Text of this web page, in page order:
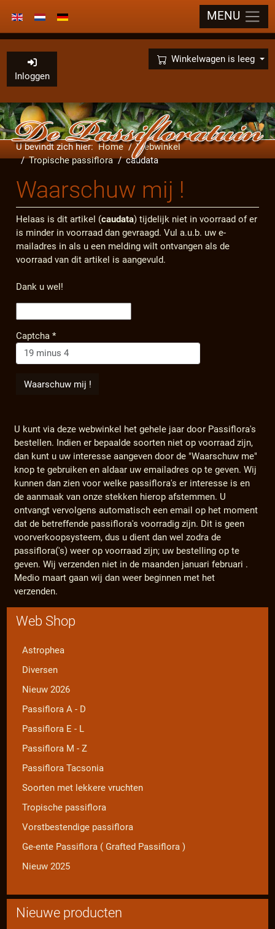
Inloggen
Winkelwagen is leeg
×
Selecteer de taal MENU
U bevindt zich hier:Home
Webwinkel
Tropische passiflora
caudata
Waarschuw mij !
Helaas is dit artikel (caudata) tijdelijk niet in voorraad of er
is minder in voorraad dan gevraagd. Vul a.u.b. uw e-
mailadres in als u een melding wilt ontvangen als de
voorraad van dit artikel is aangevuld.
Dank u wel!
Captcha*
U kunt via deze webwinkel het gehele jaar door Passiflora's
bestellen. Indien er bepaalde soorten niet op voorraad zijn,
dan kunt u uw interesse aangeven door de "Waarschuw me"
knop te gebruiken en aldaar uw emailadres op te geven. Wij
kunnen dan zien voor welke passiflora's er interesse is en
de aanmaak van onze stekken hierop afstemmen. U
ontvangt vervolgens automatisch een email op het moment
dat de betreffende passiflora's voorradig zijn. Dit is geen
voorverkoopsysteem, dus u dient dan wel zodra de
passiflora('s) weer op voorraad zijn; uw bestelling op te
geven. Wij verzenden niet in de maanden januari februari .
Medio maart gaan wij dan weer beginnen met het
verzenden.
Web Shop
Astrophea
Diversen
Nieuw 2026
Passiflora A - D
Passiflora E - L
Passiflora M - Z
Passiflora Tacsonia
Soorten met lekkere vruchten
Tropische passiflora
Vorstbestendige passiflora
Ge-ente Passiflora ( Grafted Passiflora )
Nieuw 2025
Nieuwe producten